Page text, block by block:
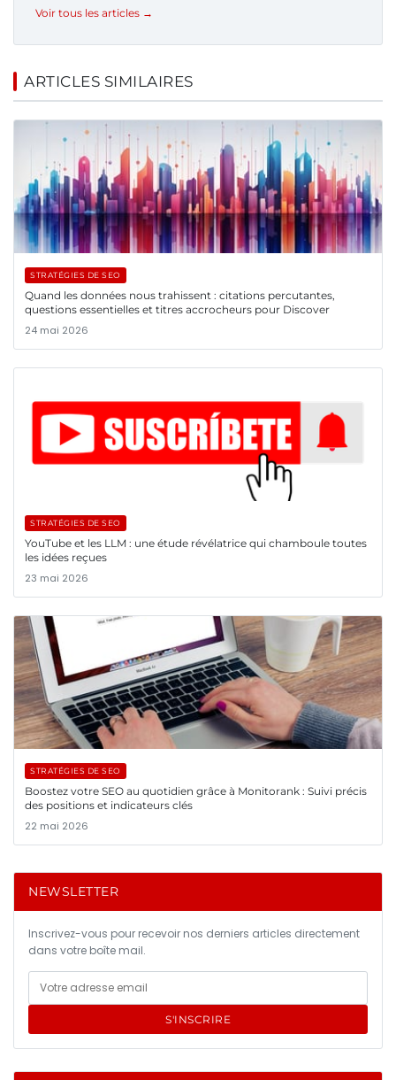
Voir tous les articles →
ARTICLES SIMILAIRES
STRATÉGIES DE SEO
Quand les données nous trahissent : citations percutantes,
questions essentielles et titres accrocheurs pour Discover
24 mai 2026
STRATÉGIES DE SEO
YouTube et les LLM : une étude révélatrice qui chamboule toutes
les idées reçues
23 mai 2026
STRATÉGIES DE SEO
Boostez votre SEO au quotidien grâce à Monitorank : Suivi précis
des positions et indicateurs clés
22 mai 2026
NEWSLETTER
Inscrivez-vous pour recevoir nos derniers articles directement
dans votre boîte mail.
S'INSCRIRE